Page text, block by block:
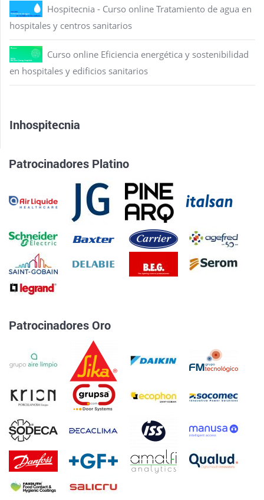
Hospitecnia - Curso online Tratamiento de agua en
hospitales y centros sanitarios
Curso online Eficiencia energética y sostenibilidad
en hospitales y edificios sanitarios
Inhospitecnia
Patrocinadores Platino
Patrocinadores Oro